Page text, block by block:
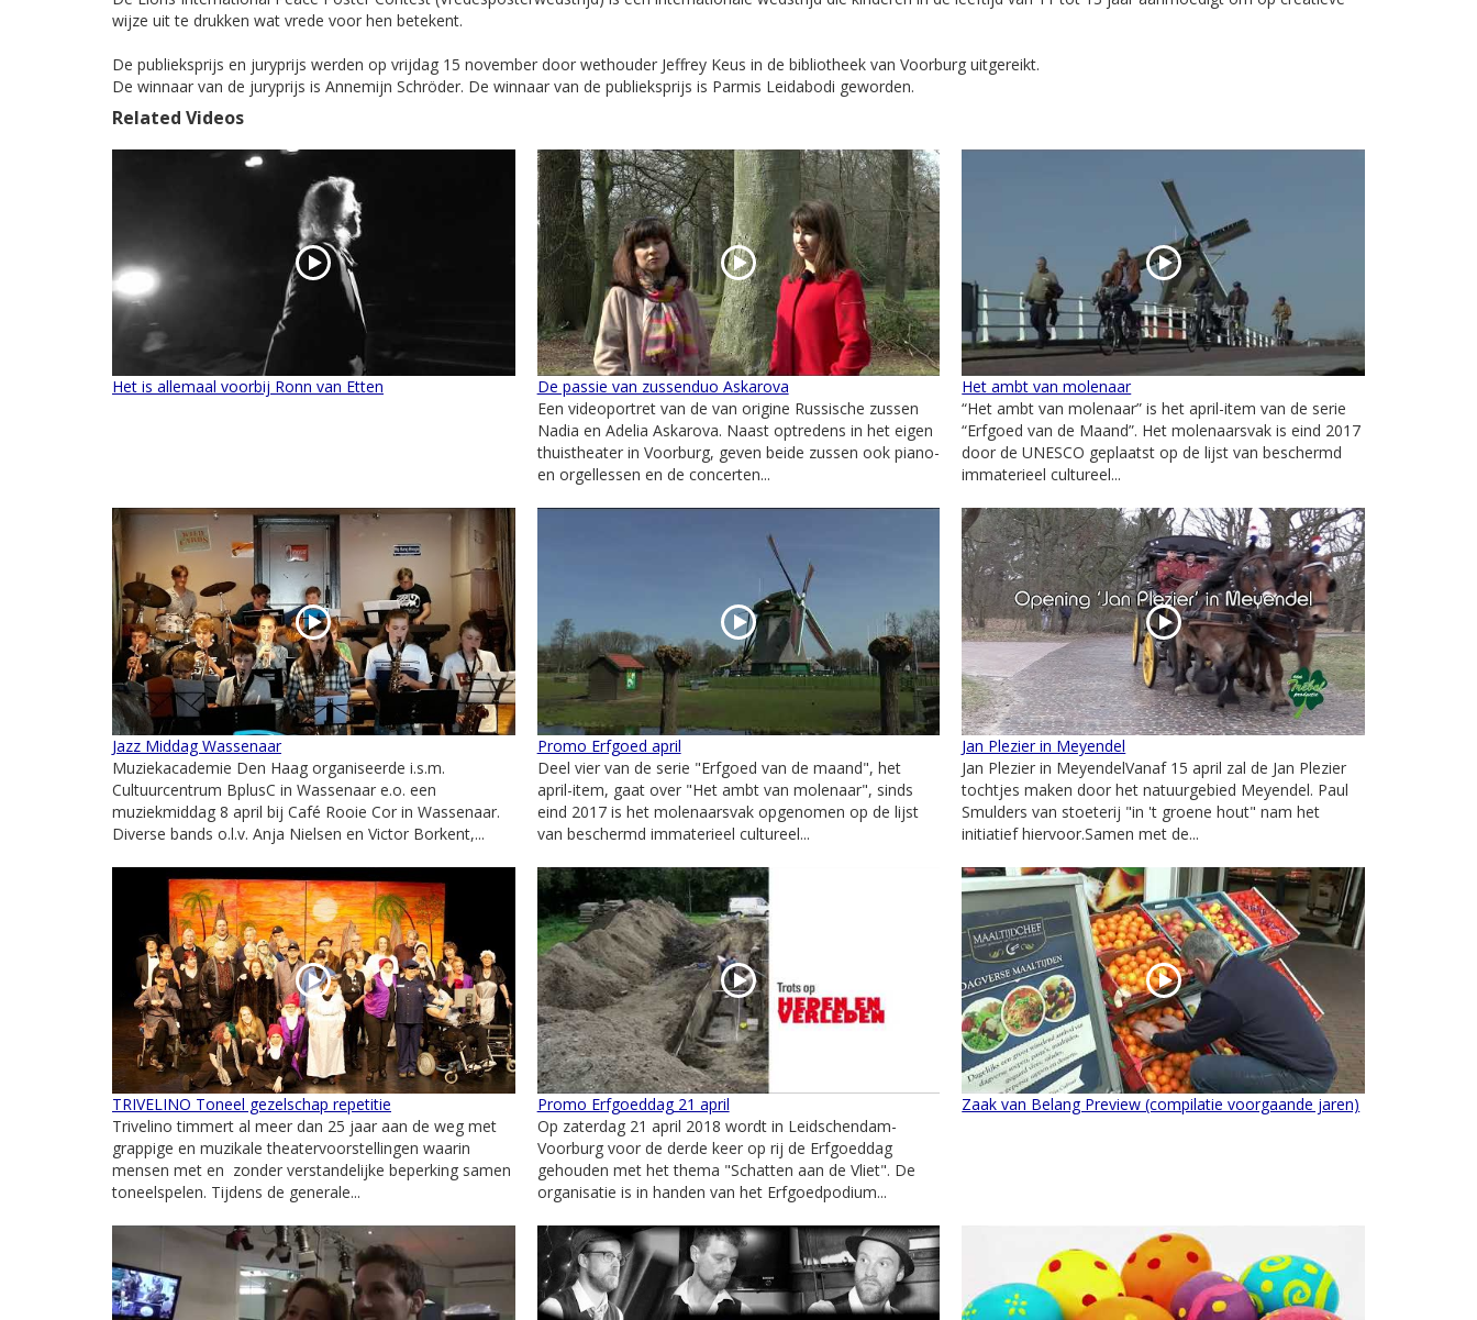
wijze uit te drukken wat vrede voor hen betekent.
De publieksprijs en juryprijs werden op vrijdag 15 november door wethouder Jeffrey Keus in de bibliotheek van Voorburg uitgereikt.
De winnaar van de juryprijs is Annemijn Schröder. De winnaar van de publieksprijs is Parmis Leidabodi geworden.
Related Videos
Het is allemaal voorbij Ronn van Etten
De passie van zussenduo Askarova
Een videoportret van de van origine Russische zussen
Nadia en Adelia Askarova. Naast optredens in het eigen
thuistheater in Voorburg, geven beide zussen ook piano-
en orgellessen en de concerten...
Het ambt van molenaar
“Het ambt van molenaar” is het april-item van de serie
“Erfgoed van de Maand”. Het molenaarsvak is eind 2017
door de UNESCO geplaatst op de lijst van beschermd
immaterieel cultureel...
Jazz Middag Wassenaar
Muziekacademie Den Haag organiseerde i.s.m.
Cultuurcentrum BplusC in Wassenaar e.o. een
muziekmiddag 8 april bij Café Rooie Cor in Wassenaar.
Diverse bands o.l.v. Anja Nielsen en Victor Borkent,...
Promo Erfgoed april
Deel vier van de serie "Erfgoed van de maand", het
april-item, gaat over "Het ambt van molenaar", sinds
eind 2017 is het molenaarsvak opgenomen op de lijst
van beschermd immaterieel cultureel...
Jan Plezier in Meyendel
Jan Plezier in MeyendelVanaf 15 april zal de Jan Plezier
tochtjes maken door het natuurgebied Meyendel. Paul
Smulders van stoeterij "in 't groene hout" nam het
initiatief hiervoor.Samen met de...
TRIVELINO Toneel gezelschap repetitie
Trivelino timmert al meer dan 25 jaar aan de weg met
grappige en muzikale theatervoorstellingen waarin
mensen met en zonder verstandelijke beperking samen
toneelspelen. Tijdens de generale...
Promo Erfgoeddag 21 april
Op zaterdag 21 april 2018 wordt in Leidschendam-
Voorburg voor de derde keer op rij de Erfgoeddag
gehouden met het thema "Schatten aan de Vliet". De
organisatie is in handen van het Erfgoedpodium...
Zaak van Belang Preview (compilatie voorgaande jaren)